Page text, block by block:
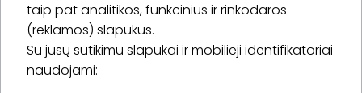
taip pat analitikos, funkcinius ir rinkodaros
(reklamos) slapukus.
Su jūsų sutikimu slapukai ir mobilieji identifikatoriai
naudojami: